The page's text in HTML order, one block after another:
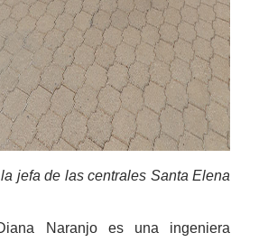
jefa de las centrales Santa Elena
Naranjo es una ingeniera